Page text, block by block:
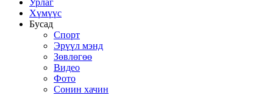
Урлаг
Хүмүүс
Бусад
Спорт
Эрүүл мэнд
Зөвлөгөө
Видео
Фото
Сонин хачин